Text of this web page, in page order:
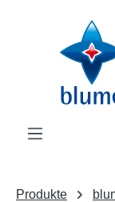
Zum Hauptinhalt
Produkte